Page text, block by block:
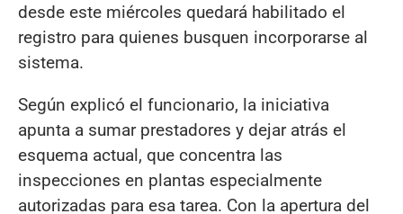
desde este miércoles quedará habilitado el
registro para quienes busquen incorporarse al
sistema.
Según explicó el funcionario, la iniciativa
apunta a sumar prestadores y dejar atrás el
esquema actual, que concentra las
inspecciones en plantas especialmente
autorizadas para esa tarea. Con la apertura del